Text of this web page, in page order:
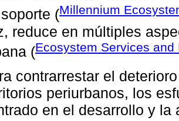
(Millennium
reduce en múltiples
(Ecosystem Services and
contrarrestar el
periurbanos, los
en el desarrollo y